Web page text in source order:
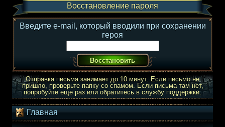
Восстановление пароля
Введите e-mail, который вводили при сохранении
героя
Отправка письма занимает до 10 минут. Если письмо не
пришло, проверьте папку со спамом. Если письма там нет,
попробуйте еще раз или обратитесь в службу поддержки.
Главная